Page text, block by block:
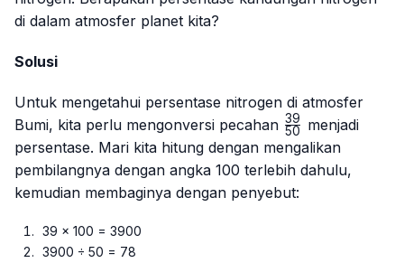
di dalam atmosfer planet kita?
Solusi
Untuk mengetahui persentase nitrogen di atmosfer
Bumi, kita perlu mengonversi pecahan \frac{39}
{50}
50
39
menjadi
persentase. Mari kita hitung dengan mengalikan
pembilangnya dengan angka 100 terlebih dahulu,
kemudian membaginya dengan penyebut:
39 × 100 = 3900
3900 ÷ 50 = 78